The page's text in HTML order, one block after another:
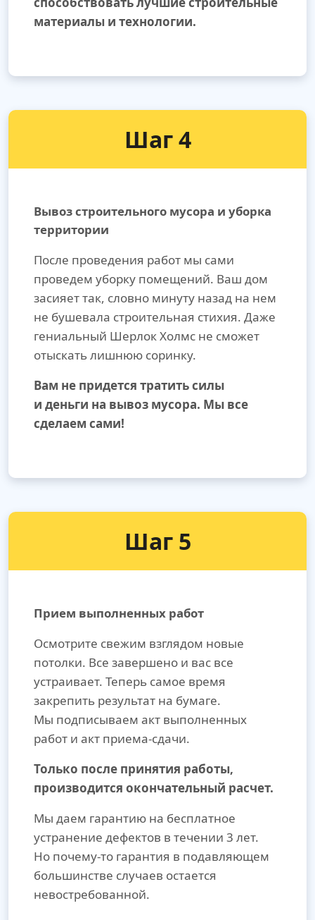
материалы и технологии.
Шаг 4
Вывоз строительного мусора и уборка
территории
После проведения работ мы сами
проведем уборку помещений. Ваш дом
засияет так, словно минуту назад на нем
не бушевала строительная стихия. Даже
гениальный Шерлок Холмс не сможет
отыскать лишнюю соринку.
Вам не придется тратить силы
и деньги на вывоз мусора. Мы все
сделаем сами!
Шаг 5
Прием выполненных работ
Осмотрите свежим взглядом новые
потолки. Все завершено и вас все
устраивает. Теперь самое время
закрепить результат на бумаге.
Мы подписываем акт выполненных
работ и акт приема-сдачи.
Только после принятия работы,
производится окончательный расчет.
Мы даем гарантию на бесплатное
устранение дефектов в течении 3 лет.
Но почему-то гарантия в подавляющем
большинстве случаев остается
невостребованной.